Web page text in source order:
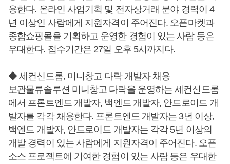
용한다. 온라인 사업기획 및 전자상거래 분야 경력이 4
년 이상인 사람에게 지원자격이 주어진다. 오픈마켓과
종합쇼핑몰을 기획하고 운영한 경험이 있는 사람 등은
우대한다. 접수기간은 27일 오후 5시까지다.
◆ 세컨신드롬, 미니창고 다락 개발자 채용
보관물류솔루션 미니창고 다락을 운영하는 세컨신드롬
에서 프론트엔드 개발자, 백엔드 개발자, 안드로이드 개
발자를 각각 채용한다. 프론트엔드 개발자는 3년 이상,
백엔드 개발자, 안드로이드 개발자는 각각 5년 이상의
개발 경력이 있는 사람에게 지원자격이 주어진다. 오픈
소스 프로젝트에 기여한 경험이 있는 사람 등은 우대한